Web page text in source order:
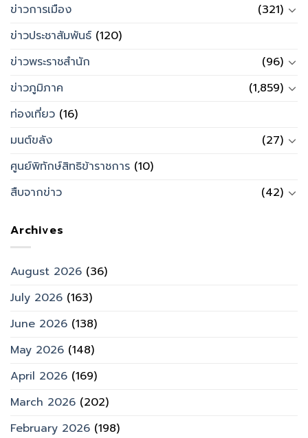
ข่าวการเมือง
(321)
ข่าวประชาสัมพันธ์ (120)
ข่าวพระราชสำนัก
(96)
ข่าวภูมิภาค
(1,859)
ท่องเที่ยว (16)
มนต์ขลัง
(27)
ศูนย์พิทักษ์สิทธิข้าราชการ (10)
สืบจากข่าว
(42)
Archives
August 2026 (36)
July 2026 (163)
June 2026 (138)
May 2026 (148)
April 2026 (169)
March 2026 (202)
February 2026 (198)